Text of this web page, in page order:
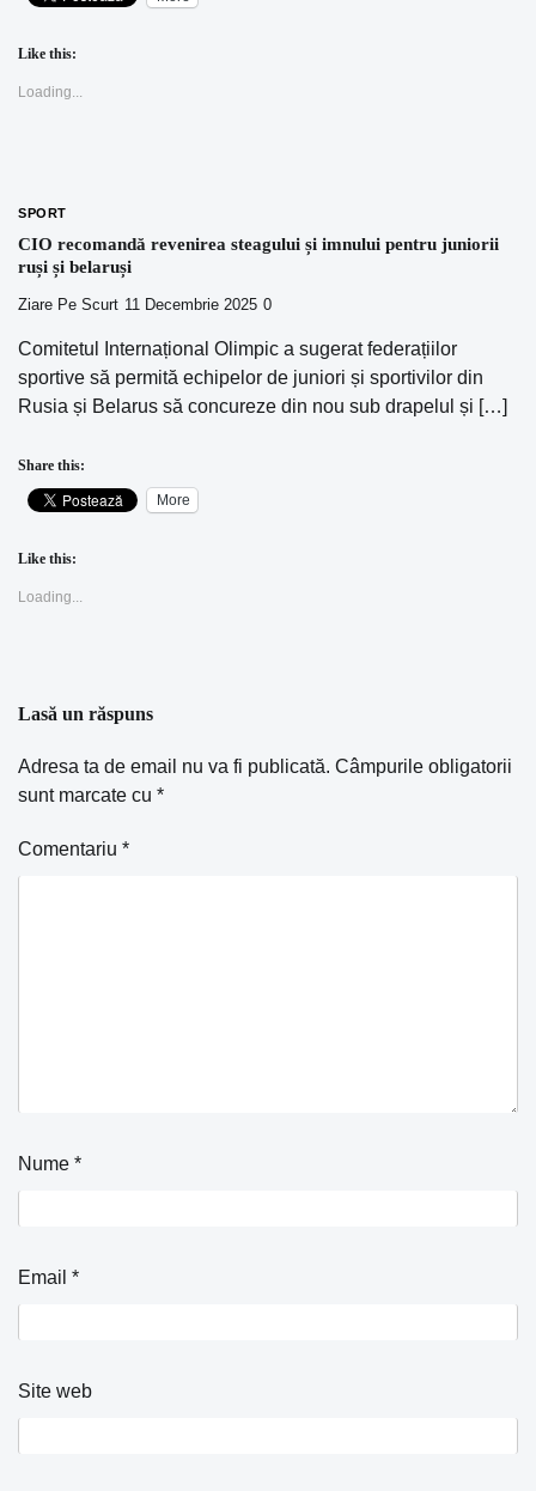
Like this:
Loading...
SPORT
CIO recomandă revenirea steagului și imnului pentru juniorii
ruși și belaruși
Ziare Pe Scurt 11 Decembrie 2025 0
Comitetul Internațional Olimpic a sugerat federațiilor
sportive să permită echipelor de juniori și sportivilor din
Rusia și Belarus să concureze din nou sub drapelul și […]
Share this:
More
Like this:
Loading...
Lasă un răspuns
Adresa ta de email nu va fi publicată. Câmpurile obligatorii
sunt marcate cu *
Comentariu *
Nume *
Email *
Site web